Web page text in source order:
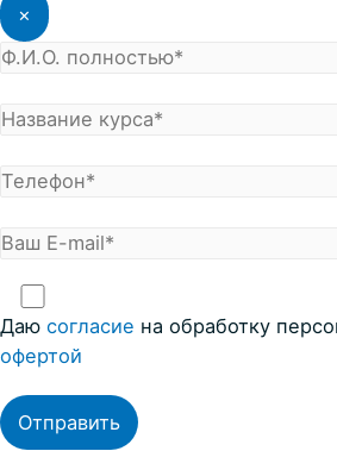
×
Даю согласие на обработку
офертой